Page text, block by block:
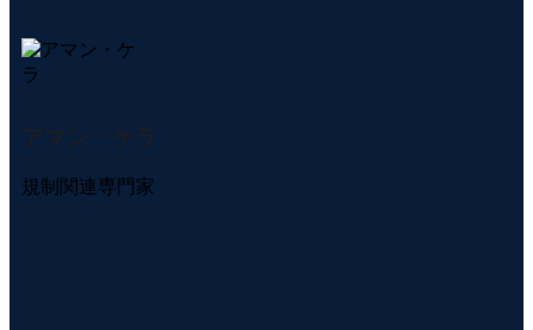
規制関連専門家